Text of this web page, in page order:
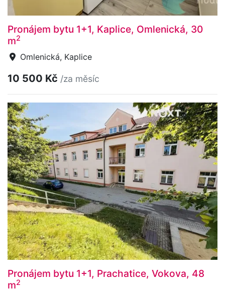
Pronájem bytu 1+1, Kaplice, Omlenická, 30
m2
Omlenická, Kaplice
10 500 Kč /za měsíc
Pronájem bytu 1+1, Prachatice, Vokova, 48
m2